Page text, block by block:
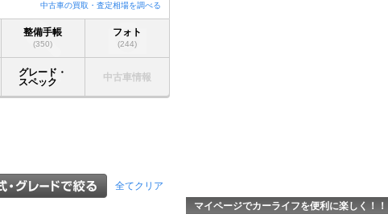
中古車の買取・査定相場を調べる
整備手帳
(350)
フォト
(244)
グレード・
スペック
中古車情報
全てクリア
マイページでカーライフを便利に楽しく！！